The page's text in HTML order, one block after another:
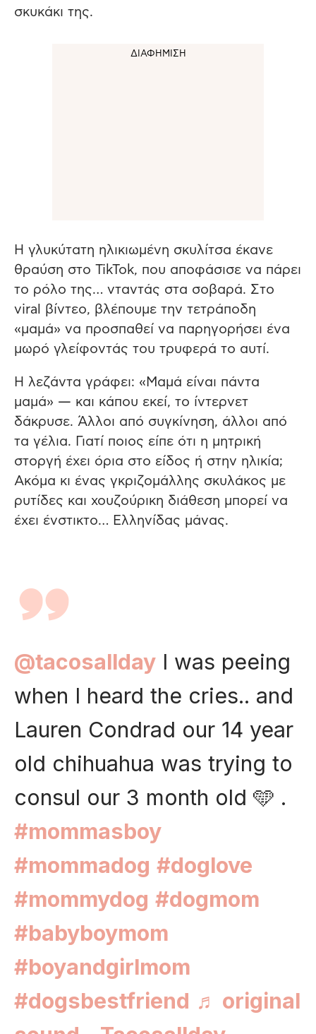
σκυκάκι της.
Η γλυκύτατη ηλικιωμένη σκυλίτσα έκανε
θραύση στο TikTok, που αποφάσισε να πάρει
το ρόλο της… νταντάς στα σοβαρά. Στο
viral βίντεο, βλέπουμε την τετράποδη
«μαμά» να προσπαθεί να παρηγορήσει ένα
μωρό γλείφοντάς του τρυφερά το αυτί.
Η λεζάντα γράφει: «Μαμά είναι πάντα
μαμά» — και κάπου εκεί, το ίντερνετ
δάκρυσε. Άλλοι από συγκίνηση, άλλοι από
τα γέλια. Γιατί ποιος είπε ότι η μητρική
στοργή έχει όρια στο είδος ή στην ηλικία;
Ακόμα κι ένας γκριζομάλλης σκυλάκος με
ρυτίδες και χουζούρικη διάθεση μπορεί να
έχει ένστικτο… Ελληνίδας μάνας.
@tacosallday I was peeing
when I heard the cries.. and
Lauren Condrad our 14 year
old chihuahua was trying to
consul our 3 month old 🩵 .
#mommasboy
#mommadog #doglove
#mommydog #dogmom
#babyboymom
#boyandgirlmom
#dogsbestfriend ♬ original